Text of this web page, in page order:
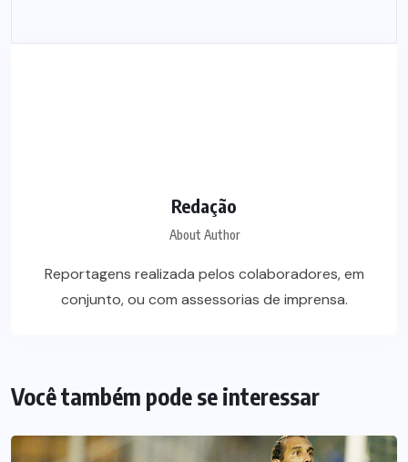
Redação
About Author
Reportagens realizada pelos colaboradores, em
conjunto, ou com assessorias de imprensa.
Você também pode se interessar